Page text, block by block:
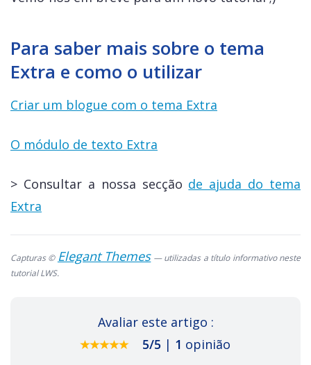
Para saber mais sobre o tema
Extra e como o utilizar
Criar um blogue com o tema Extra
O módulo de texto Extra
> Consultar a nossa secção de ajuda do tema
Extra
Capturas © Elegant Themes— utilizadas a título informativo neste
tutorial LWS.
Avaliar este artigo :
5/5 | 1 opinião